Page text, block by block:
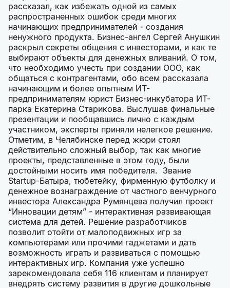
рассказал, как избежать одной из самых
распространенных ошибок среди многих
начинающих предпринимателей - создания
ненужного продукта. Бизнес-ангел Сергей Анушкин
раскрыл секреты общения с инвесторами, и как те
выбирают объекты для денежных вливаний. О том,
что необходимо учесть при создании ООО, как
общаться с контрагентами, обо всем рассказала
начинающим и более опытным ИТ-
предпринимателям юрист Бизнес-инкубатора ИТ-
парка Екатерина Старикова. Выслушав финальные
презентации и пообщавшись лично с каждым
участником, эксперты приняли нелегкое решение.
Отметим, в Челябинске перед жюри стоял
действительно сложный выбор, так как многие
проекты, представленные в этом году, были
достойными носить имя победителя. Звание
Startup-Батыра, тюбетейку, фирменную футболку и
денежное вознаграждение от частного венчурного
инвестора Александра Румянцева получил проект
“Инновации детям” - интерактивная развивающая
система для детей. Решение разработчиков
позволит отойти от малоподвижных игр за
компьютерами или прочими гаджетами и дать
возможность играть и развиваться с помощью
интерактивных игр. Компания уже успешно
зарекомендовала себя 116 клиентам и планирует
внедрять систему развития в другие дошкольные